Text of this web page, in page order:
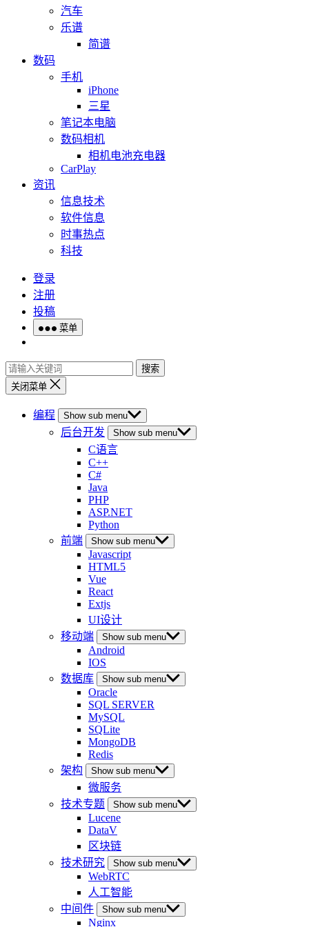
汽车
乐谱
简谱
数码
手机
iPhone
三星
笔记本电脑
数码相机
相机电池充电器
CarPlay
资讯
信息技术
软件信息
时事热点
科技
登录
注册
投稿
菜单
搜索
关闭菜单
编程 Show sub menu
后台开发 Show sub menu
C语言
C++
C#
Java
PHP
ASP.NET
Python
前端
Show sub menu
Javascript
HTML5
Vue
React
Extjs
UI设计
移动端
Show sub menu
Android
IOS
数据库
Show sub menu
Oracle
SQL SERVER
MySQL
SQLite
MongoDB
Redis
架构
Show sub menu
微服务
技术专题
Show sub menu
Lucene
DataV
区块链
技术研究
Show sub menu
WebRTC
人工智能
中间件
Show sub menu
Nginx